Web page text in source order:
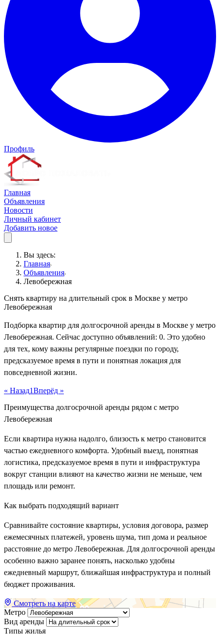
Профиль
Главная
Объявления
Новости
Личный кабинет
Добавить новое
Вы здесь:
Главная
Объявления
Левобережная
Снять квартиру на длительный срок в Москве у метро
Левобережная
Подборка квартир для долгосрочной аренды в Москве у метро
Левобережная. Сейчас доступно объявлений: 0. Это удобно
для тех, кому важны регулярные поездки по городу,
предсказуемое время в пути и понятная локация для
повседневной жизни.
« Назад1Вперёд »
Преимущества долгосрочной аренды рядом с метро
Левобережная
Если квартира нужна надолго, близость к метро становится
частью ежедневного комфорта. Удобный выезд, понятная
логистика, предсказуемое время в пути и инфраструктура
вокруг станции влияют на качество жизни не меньше, чем
площадь или ремонт.
Как выбрать подходящий вариант
Сравнивайте состояние квартиры, условия договора, размер
ежемесячных платежей, уровень шума, тип дома и реальное
расстояние до метро Левобережная. Для долгосрочной аренды
особенно важно заранее понять, насколько удобны
ежедневный маршрут, ближайшая инфраструктура и полный
бюджет проживания.
Смотреть на карте
Метро
Вид аренды
Типы жилья